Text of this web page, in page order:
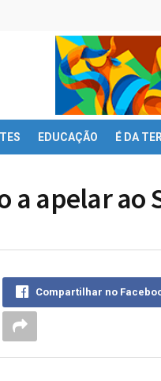
EDUCAÇÃO É DA
a apelar ao
Compartilhar no